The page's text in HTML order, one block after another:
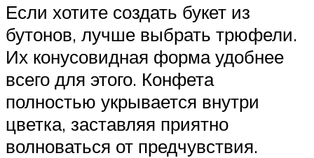
Если хотите создать букет из
бутонов, лучше выбрать трюфели.
Их конусовидная форма удобнее
всего для этого. Конфета
полностью укрывается внутри
цветка, заставляя приятно
волноваться от предчувствия.